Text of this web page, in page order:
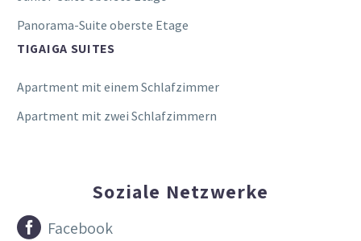
Panorama-Suite oberste Etage
TIGAIGA SUITES
Apartment mit einem Schlafzimmer
Apartment mit zwei Schlafzimmern
Soziale Netzwerke

 Facebook